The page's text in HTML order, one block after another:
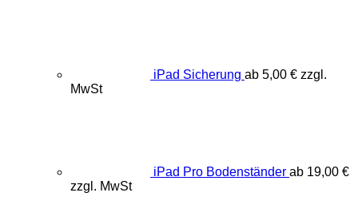
iPad Sicherung ab 5,00 € zzgl.
MwSt
iPad Pro Bodenständer ab 19,00 €
zzgl. MwSt